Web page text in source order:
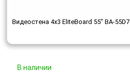
Видеостена 4x3 EliteBoard 55" BA-55D7
В наличии